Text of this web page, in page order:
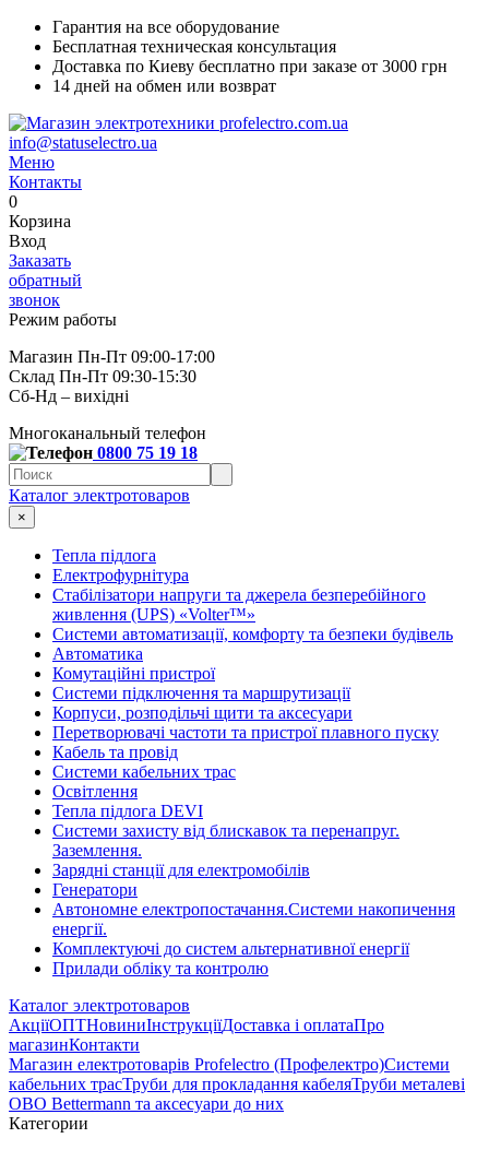
Гарантия на все оборудование
Бесплатная техническая консультация
Доставка по Киеву бесплатно при заказе от 3000 грн
14 дней на обмен или возврат
info@statuselectro.ua
Меню
Контакты
0
Корзина
Вход
Заказать
обратный
звонок
Режим работы
Магазин Пн-Пт 09:00-17:00
Склад Пн-Пт 09:30-15:30
Сб-Нд – вихідні
Многоканальный телефон
0800 75 19 18
Каталог электротоваров
×
Тепла підлога
Електрофурнітура
Cтабілізатори напруги та джерела безперебійного
живлення (UPS) «Volter™»
Системи автоматизації, комфорту та безпеки будівель
Автоматика
Комутаційні пристрої
Системи підключення та маршрутизації
Корпуси, розподільчі щити та аксесуари
Перетворювачі частоти та пристрої плавного пуску
Кабель та провід
Системи кабельних трас
Освітлення
Тепла підлога DEVI
Системи захисту від блискавок та перенапруг.
Заземлення.
Зарядні станції для електромобілів
Генератори
Автономне електропостачання.Системи накопичення
енергії.
Комплектуючі до систем альтернативної енергії
Прилади обліку та контролю
Каталог электротоваров
АкціїОПТНовиниІнструкціїДоставка і оплатаПро
магазинКонтакти
Магазин електротоварів Profelectro (Профелектро)Системи
кабельних трасТруби для прокладання кабеляТруби металеві
OBO Bettermann та аксесуари до них
Категории